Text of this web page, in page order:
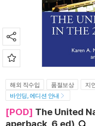
해외 직수입 품절보상 지
바인딩, 에디션 안내
[POD] The United